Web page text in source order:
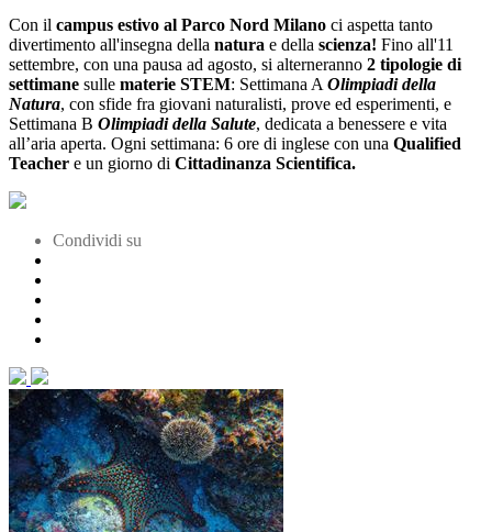
Con il campus estivo al Parco Nord Milano ci aspetta tanto
divertimento all'insegna della natura e della scienza! Fino all'11
settembre, con una pausa ad agosto, si alterneranno 2 tipologie di
settimane sulle materie STEM: Settimana A Olimpiadi della
Natura, con sfide fra giovani naturalisti, prove ed esperimenti, e
Settimana B Olimpiadi della Salute, dedicata a benessere e vita
all’aria aperta. Ogni settimana: 6 ore di inglese con una Qualified
Teacher e un giorno di Cittadinanza Scientifica.
Condividi su